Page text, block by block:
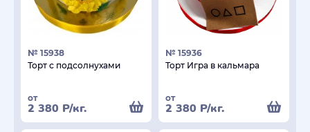
№ 15938
Торт с подсолнухами
от
2 380 Р/кг.
№ 15936
Торт Игра в кальмара
от
2 380 Р/кг.